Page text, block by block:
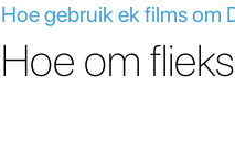
Hoe gebruik ek films om
Hoe om